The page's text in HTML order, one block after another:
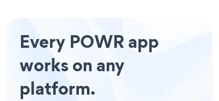
Every POWR app
works on any
platform.